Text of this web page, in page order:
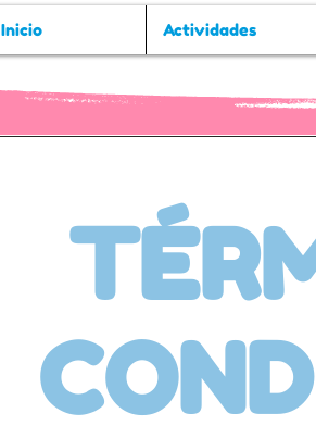
Inicio Actividades